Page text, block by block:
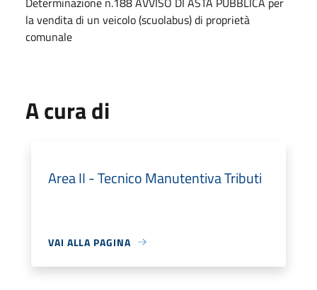
la vendita di un veicolo (scuolabus) di proprietà
comunale
A cura di
Area II - Tecnico Manutentiva Tributi
VAI ALLA PAGINA